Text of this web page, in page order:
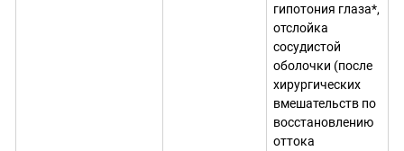
гипотония глаза*,
отслойка
сосудистой
оболочки (после
хирургических
вмешательств по
восстановлению
оттока